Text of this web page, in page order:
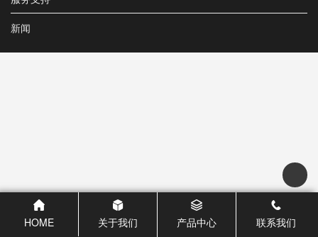
新闻
HOME 关于我们 产品中心 联系我们